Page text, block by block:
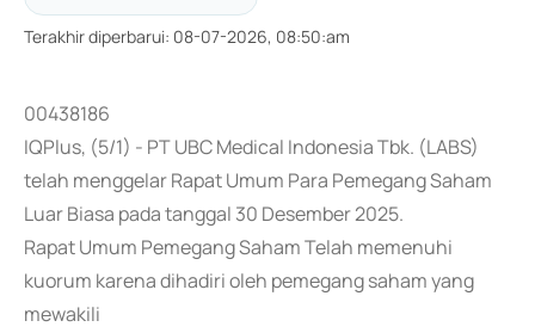
Terakhir diperbarui: 08-07-2026, 08:50:am
00438186
IQPlus, (5/1) - PT UBC Medical Indonesia Tbk. (LABS)
telah menggelar Rapat Umum Para Pemegang Saham
Luar Biasa pada tanggal 30 Desember 2025.
Rapat Umum Pemegang Saham Telah memenuhi
kuorum karena dihadiri oleh pemegang saham yang
mewakili